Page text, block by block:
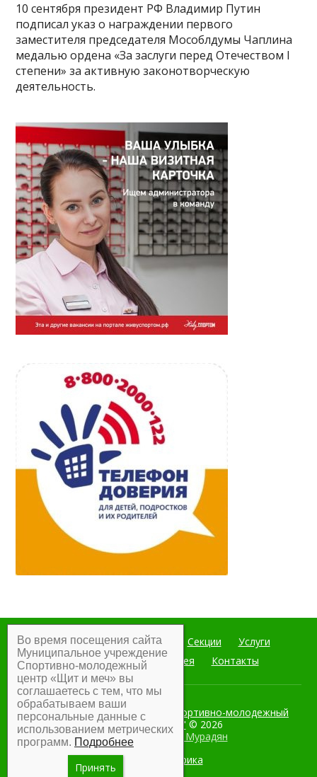
10 сентября президент РФ Владимир Путин
подписал указ о награждении первого
заместителя председателя Мособлдумы Чаплина
медалью ордена «За заслуги перед Отечеством I
степени» за активную законотворческую
деятельность.
Главная Мероприятия Секции
Услуги
Документы
Фотогалерея Контакты
Муниципальное учреждение Спортивно-молодежный
центр "Щит и меч" © 2026
Разработка:Армен Мурадян
Во время посещения сайта
Муниципальное учреждение
Спортивно-молодежный
центр «Щит и меч» вы
соглашаетесь с тем, что мы
обрабатываем ваши
персональные данные с
использованием метрических
программ. Подробнее